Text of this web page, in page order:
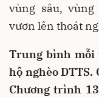
vùng sâu,
vươn lên thoát
Trung bình mỗi
hộ nghèo DTTS.
Chương trình